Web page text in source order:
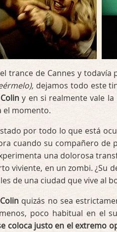
trance de Cannes y todavía
dejamos todo este
Coliny en si realmente vale
el momento.
por todo lo que está
cuando su compañero de
una dolorosa
viviente, en un zombi. ¿Su
de una ciudad que vive al
Colin quizás no sea
poco habitual en el
coloca justo en el extremo